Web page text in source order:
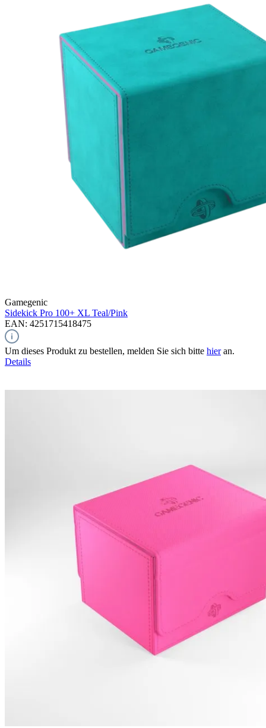
Gamegenic
Sidekick Pro 100+ XL Teal/Pink
EAN: 4251715418475
Um dieses Produkt zu bestellen, melden Sie sich bitte hieran.
Details